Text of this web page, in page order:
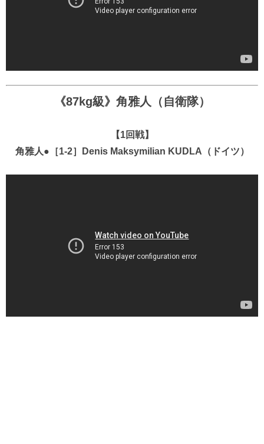
《87kg級》角雅人（自衛隊）
【1回戦】
角雅人●［1-2］Denis Maksymilian KUDLA（ドイツ）